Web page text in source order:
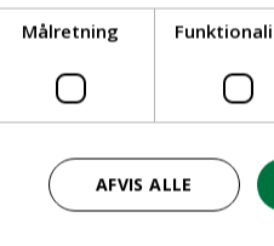
Målretning
AFVIS ALLE